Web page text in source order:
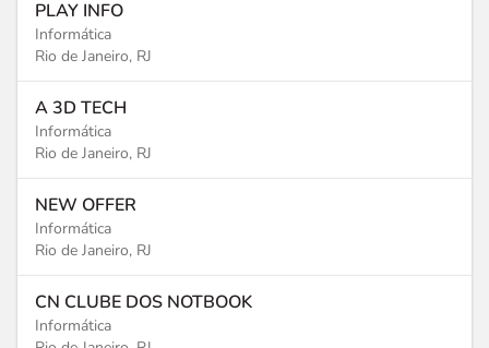
PLAY INFO
Informática
Rio de Janeiro, RJ
A 3D TECH
Informática
Rio de Janeiro, RJ
NEW OFFER
Informática
Rio de Janeiro, RJ
CN CLUBE DOS NOTBOOK
Informática